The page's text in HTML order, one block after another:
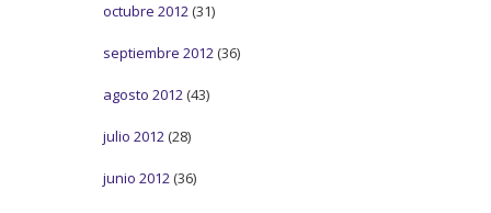
octubre 2012 (31)
septiembre 2012 (36)
agosto 2012 (43)
julio 2012 (28)
junio 2012 (36)